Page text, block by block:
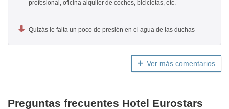
profesional, oficina alquiler de coches, bicicletas, etc.
Quizás le falta un poco de presión en el agua de las duchas
Ver más comentarios
Preguntas frecuentes Hotel Eurostars